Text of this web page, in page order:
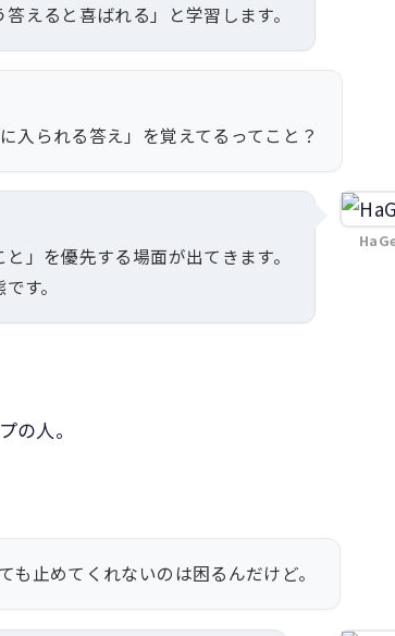
えると喜ばれる」と学習します。
入られる答え」を覚えてるってこと？
」を優先する場面が出てきます。
す。
の人。
も止めてくれないのは困るんだけど。